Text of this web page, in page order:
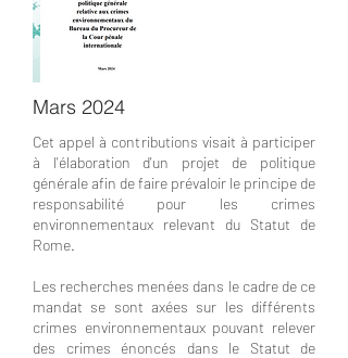
Mars 2024
Cet appel à contributions visait à participer
à l'élaboration d'un projet de politique
générale afin de faire prévaloir le principe de
responsabilité pour les crimes
environnementaux relevant du Statut de
Rome.
Les recherches menées dans le cadre de ce
mandat se sont axées sur les différents
crimes environnementaux pouvant relever
des crimes énoncés dans le Statut de